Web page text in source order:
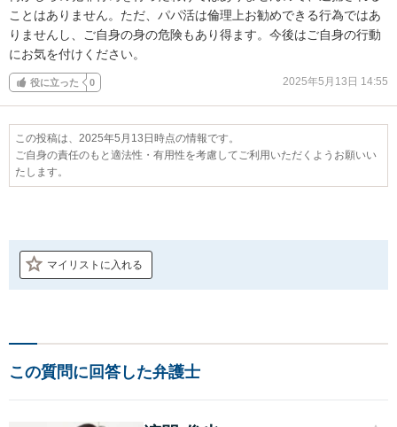
ことはありません。ただ、パパ活は倫理上お勧めできる行為ではあ
りませんし、ご自身の身の危険もあり得ます。今後はご自身の行動
にお気を付けください。
役に立った 0 2025年5月13日 14:55
この投稿は、2025年5月13日時点の情報です。
ご自身の責任のもと適法性・有用性を考慮してご利用いただくようお願いい
たします。
マイリストに入れる
この質問に回答した弁護士